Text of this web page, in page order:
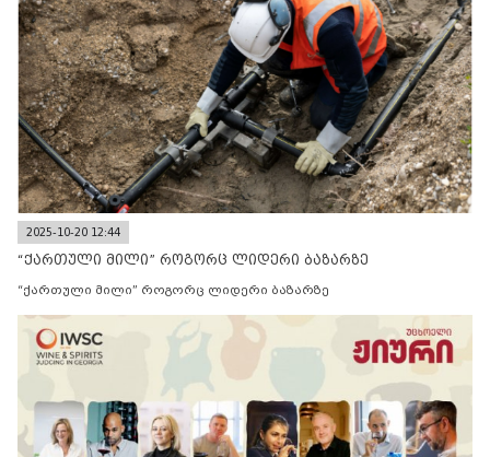
2025-10-20 12:44
“ქართული მილი” როგორც ლიდერი ბაზარზე
“ქართული მილი” როგორც ლიდერი ბაზარზე